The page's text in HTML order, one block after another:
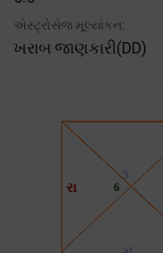
એસ્ટ્રોસેજ મૂલ્યાંકન:
ખરાબ જાણકારી(DD)